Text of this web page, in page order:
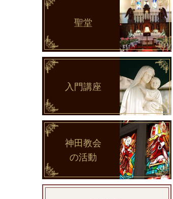
聖堂
入門講座
神田教会
の活動